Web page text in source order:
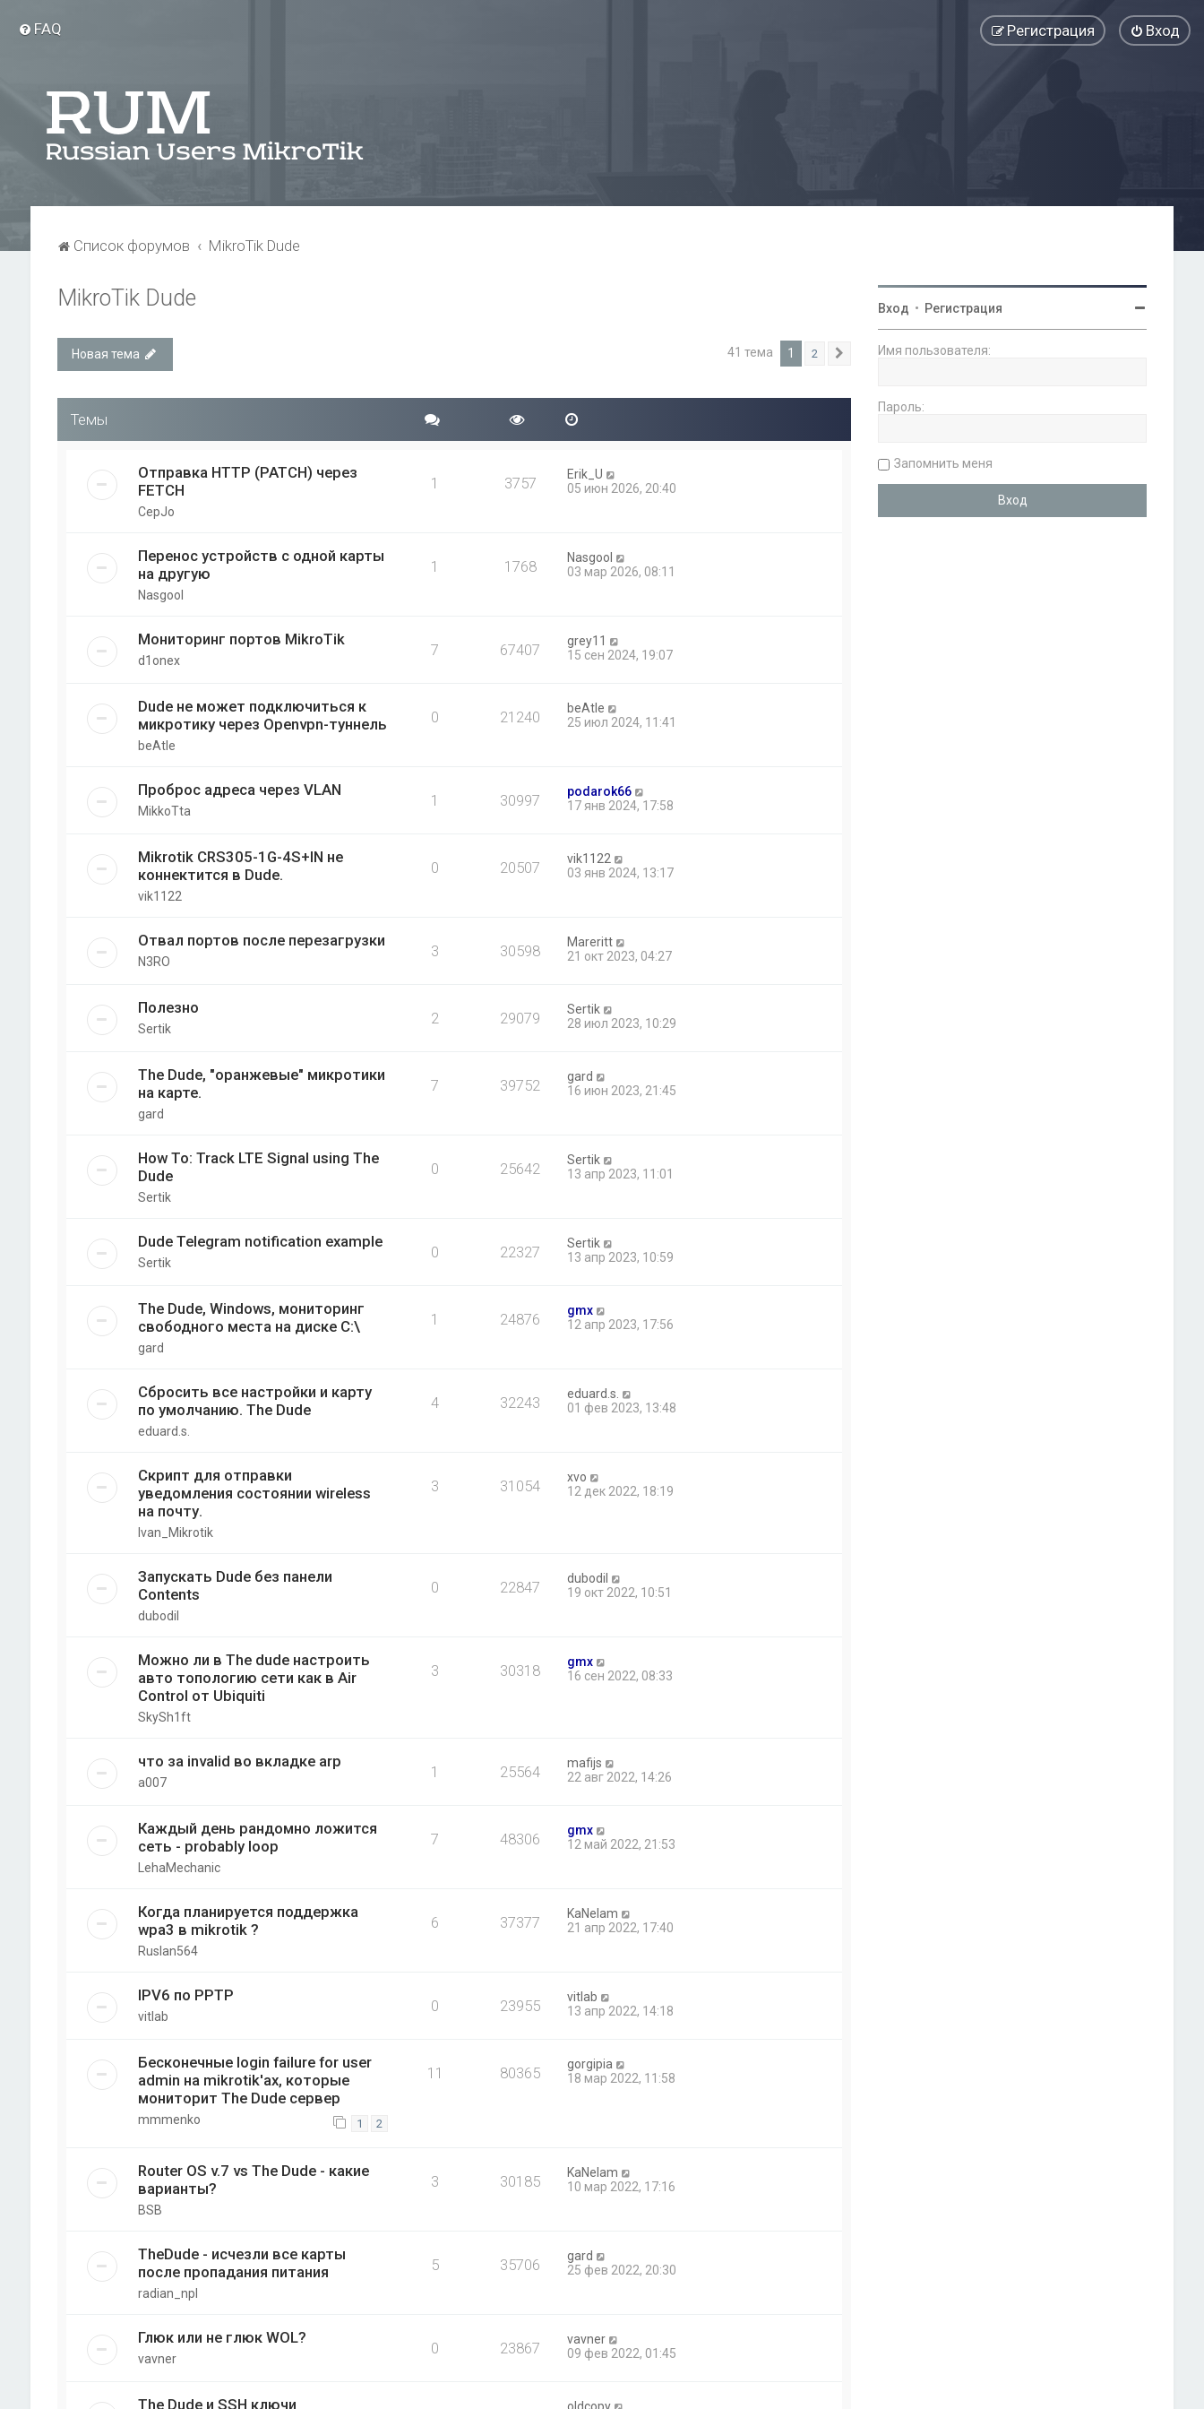
FAQ Вход
Регистрация
Список форумов MikroTik Dude
MikroTik Dude
Новая тема 41 тема 1 2 След.
Темы
Отправка HTTP (PATCH) через
FETCH
CepJo
1 3757
Erik_U
05 июн 2026, 20:40
Перенос устройств с одной карты
на другую
Nasgool
1 1768
Nasgool
03 мар 2026, 08:11
Мониторинг портов MikroTik
d1onex
7 67407
grey11
15 сен 2024, 19:07
Dude не может подключиться к
микротику через Openvpn-туннель
beAtle
0 21240
beAtle
25 июл 2024, 11:41
Проброс адреса через VLAN
MikkoTta
1 30997
podarok66
17 янв 2024, 17:58
Mikrotik CRS305-1G-4S+IN не
коннектится в Dude.
vik1122
0 20507
vik1122
03 янв 2024, 13:17
Отвал портов после перезагрузки
N3RO
3 30598
Mareritt
21 окт 2023, 04:27
Полезно
Sertik
2 29079
Sertik
28 июл 2023, 10:29
The Dude, "оранжевые" микротики
на карте.
gard
7 39752
gard
16 июн 2023, 21:45
How To: Track LTE Signal using The
Dude
Sertik
0 25642
Sertik
13 апр 2023, 11:01
Dude Telegram notification example
Sertik
0 22327
Sertik
13 апр 2023, 10:59
The Dude, Windows, мониторинг
свободного места на диске C:\
gard
1 24876
gmx
12 апр 2023, 17:56
Сбросить все настройки и карту
по умолчанию. The Dude
eduard.s.
4 32243
eduard.s.
01 фев 2023, 13:48
Скрипт для отправки
уведомления состоянии wireless
на почту.
Ivan_Mikrotik
3 31054
xvo
12 дек 2022, 18:19
Запускать Dude без панели
Contents
dubodil
0 22847
dubodil
19 окт 2022, 10:51
Можно ли в The dude настроить
авто топологию сети как в Air
Control от Ubiquiti
SkySh1ft
3 30318
gmx
16 сен 2022, 08:33
что за invalid во вкладке arp
a007
1 25564
mafijs
22 авг 2022, 14:26
Каждый день рандомно ложится
сеть - probably loop
LehaMechanic
7 48306
gmx
12 май 2022, 21:53
Когда планируется поддержка
wpa3 в mikrotik ?
Ruslan564
6 37377
KaNelam
21 апр 2022, 17:40
IPV6 по PPTP
vitlab
0 23955
vitlab
13 апр 2022, 14:18
Бесконечные login failure for user
admin на mikrotik'ах, которые
мониторит The Dude сервер
mmmenko 1 2
11 80365
gorgipia
18 мар 2022, 11:58
Router OS v.7 vs The Dude - какие
варианты?
BSB
3 30185
KaNelam
10 мар 2022, 17:16
TheDude - исчезли все карты
после пропадания питания
radian_npl
5 35706
gard
25 фев 2022, 20:30
Глюк или не глюк WOL?
vavner
0 23867
vavner
09 фев 2022, 01:45
The Dude и SSH ключи
Вход • Регистрация
Имя пользователя:
Пароль:
Запомнить меня